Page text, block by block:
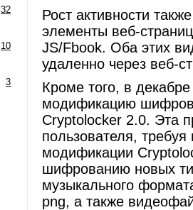
32
10
3
Рост активности
элементы веб-
JS/Fbook. Оба этих
удаленно через веб-
Кроме того, в
модификацию
Cryptolocker 2.0. Эта
пользователя,
модификации
шифрованию новых
музыкального
png, а также